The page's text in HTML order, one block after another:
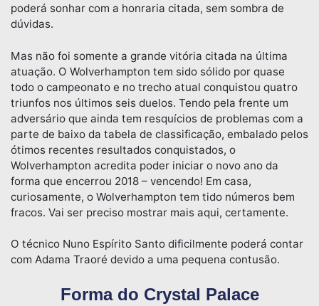
poderá sonhar com a honraria citada, sem sombra de
dúvidas.
Mas não foi somente a grande vitória citada na última
atuação. O Wolverhampton tem sido sólido por quase
todo o campeonato e no trecho atual conquistou quatro
triunfos nos últimos seis duelos. Tendo pela frente um
adversário que ainda tem resquícios de problemas com a
parte de baixo da tabela de classificação, embalado pelos
ótimos recentes resultados conquistados, o
Wolverhampton acredita poder iniciar o novo ano da
forma que encerrou 2018 – vencendo! Em casa,
curiosamente, o Wolverhampton tem tido números bem
fracos. Vai ser preciso mostrar mais aqui, certamente.
O técnico Nuno Espírito Santo dificilmente poderá contar
com Adama Traoré devido a uma pequena contusão.
Forma do Crystal Palace